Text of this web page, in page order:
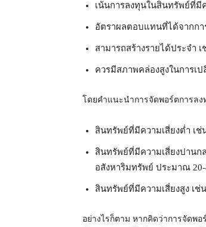
เน้นการลงทุนในสินทรัพย์ที่มี
อัตราผลตอบแทนที่ได้จากกา
สามารถสร้างรายได้ประจำ
ควรมีสภาพคล่องสูงในการเ
โดยคำแนะนำการจัดพอร์ตการล
สินทรัพย์ที่มีความเสี่ยงต่ำ เช่
สินทรัพย์ที่มีความเสี่ยงปานก
อสังหาริมทรัพย์ ประมาณ
สินทรัพย์ที่มีความเสี่ยงสูง เ
อย่างไรก็ตาม หากคิดว่าการจัดพ